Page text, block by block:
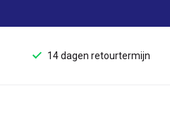
14 dagen retourtermijn